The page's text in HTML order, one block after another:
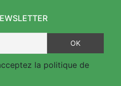
la politique de